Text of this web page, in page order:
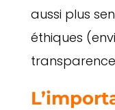
aussi plus
éthiques